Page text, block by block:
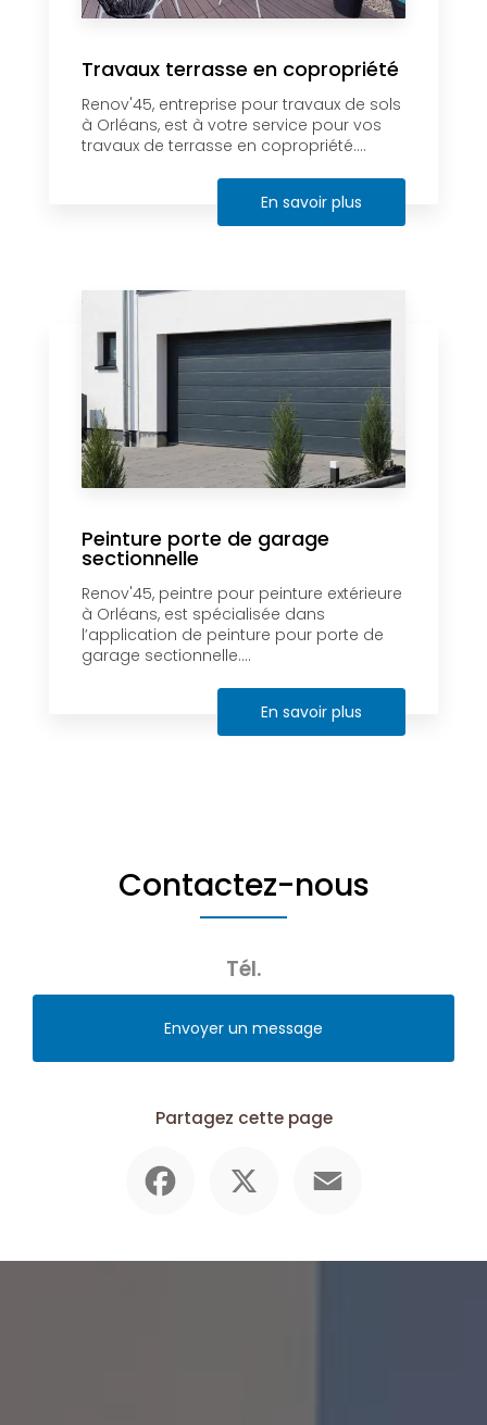
Travaux terrasse en copropriété
Renov'45, entreprise pour travaux de sols
à Orléans, est à votre service pour vos
travaux de terrasse en copropriété....
En savoir plus
Peinture porte de garage
sectionnelle
Renov'45, peintre pour peinture extérieure
à Orléans, est spécialisée dans
l’application de peinture pour porte de
garage sectionnelle....
En savoir plus
Contactez-nous
Tél.
Envoyer un message
Partagez cette page